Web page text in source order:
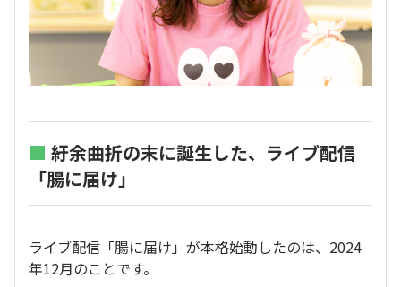
■ 紆余曲折の末に誕生した、ライブ配信
「腸に届け」
ライブ配信「腸に届け」が本格始動したのは、2024
年12月のことです。